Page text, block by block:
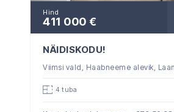
Hind
411 000 €
NÄIDISKODU!
Viimsi vald, Haabneeme alevik,
4 tuba